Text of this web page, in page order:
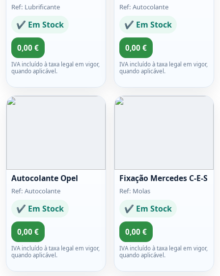
Ref: Lubrificante
✔ Em Stock
0,00 €
IVA incluído à taxa legal em vigor,
quando aplicável.
Ref: Autocolante
✔ Em Stock
0,00 €
IVA incluído à taxa legal em vigor,
quando aplicável.
Autocolante Opel
Ref: Autocolante
✔ Em Stock
0,00 €
IVA incluído à taxa legal em vigor,
quando aplicável.
Fixação Mercedes C-E-S
Ref: Molas
✔ Em Stock
0,00 €
IVA incluído à taxa legal em vigor,
quando aplicável.